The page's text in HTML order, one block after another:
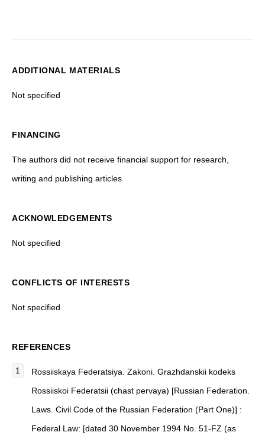
ADDITIONAL MATERIALS
Not specified
FINANCING
The authors did not receive financial support for research,
writing and publishing articles
ACKNOWLEDGEMENTS
Not specified
CONFLICTS OF INTERESTS
Not specified
REFERENCES
Rossiiskaya Federatsiya. Zakoni. Grazhdanskii kodeks
Rossiiskoi Federatsii (chast pervaya) [Russian Federation.
Laws. Civil Code of the Russian Federation (Part One)] :
Federal Law: [dated 30 November 1994 No. 51-FZ (as